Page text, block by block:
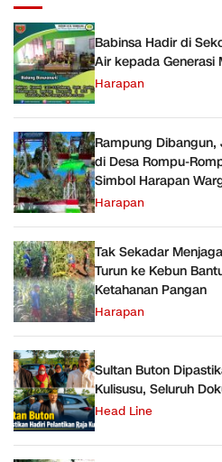
Babinsa Hadir di
Air kepada Generasi
Harapan
Rampung
di Desa Rompu-
Simbol Harapan
Harapan
Tak Sekadar
Turun ke Kebun
Ketahanan Pangan
Harapan
Sultan Buton
Kulisusu, Seluruh
Head Line